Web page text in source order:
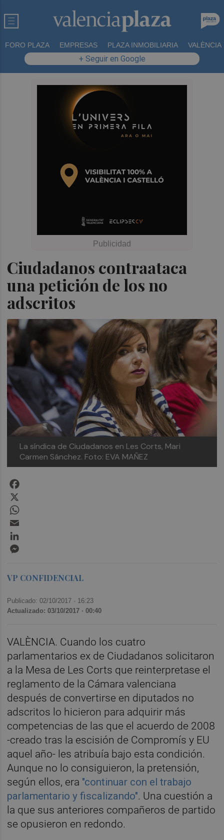
FORO PLAZA EMPRESAS PLAZA INMOBILIARIA VALÈNCIA
+ Seguir en Google
Ciudadanos contraataca
una petición de los no
adscritos
La síndica de Ciudadanos en Les Corts, Mari
Carmen Sánchez. Foto: EVA MAÑEZ
VP CONFIDENCIAL
Publicado: 02/10/2017 · 16:23
Actualizado: 03/10/2017 · 00:40
VALÈNCIA. Cuando los cuatro
parlamentarios ex de Ciudadanos solicitaron
a la Mesa de Les Corts que reinterpretase el
reglamento de la Cámara valenciana
después de convertirse en diputados no
adscritos lo hicieron para adquirir más
competencias de las que el acuerdo de 2008
-creado tras la escisión de Compromís y EU
aquel año- les atribuía bajo esta condición.
Aunque no lo consiguieron, la pretensión,
según ellos, era "continuar con el trabajo
parlamentario y fiscalizando". Una cuestión a
la que sus anteriores compañeros de partido
se opusieron en redondo.